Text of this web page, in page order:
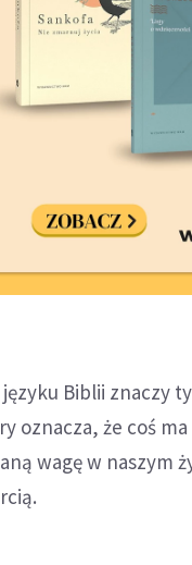
Biblii znaczy
oznacza, że coś
wagę w naszym